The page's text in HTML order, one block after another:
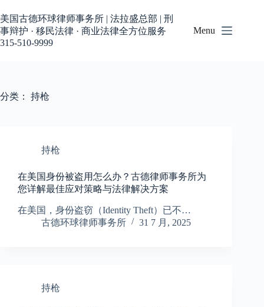
过
内
容
美国古德环球律师事务所 | 法拉盛总部 | 刑
事辩护 · 移民法律 · 商业法律全方位服务
315-510-9999
Menu
分类： 持枪
持枪
在美国身份被盗用怎么办？古德律师事务所为
您详解最佳应对策略与法律解决方案
在美国，身份盗窃（Identity Theft）已不…
古德环球律师事务所
31 7 月, 2025
持枪